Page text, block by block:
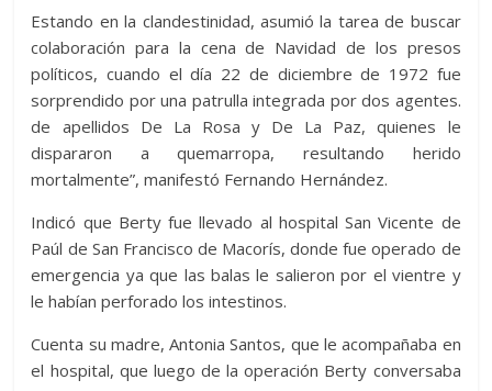
Estando en la clandestinidad, asumió la tarea de buscar
colaboración para la cena de Navidad de los presos
políticos, cuando el día 22 de diciembre de 1972 fue
sorprendido por una patrulla integrada por dos agentes.
de apellidos De La Rosa y De La Paz, quienes le
dispararon a quemarropa, resultando herido
mortalmente”, manifestó Fernando Hernández.
Indicó que Berty fue llevado al hospital San Vicente de
Paúl de San Francisco de Macorís, donde fue operado de
emergencia ya que las balas le salieron por el vientre y
le habían perforado los intestinos.
Cuenta su madre, Antonia Santos, que le acompañaba en
el hospital, que luego de la operación Berty conversaba